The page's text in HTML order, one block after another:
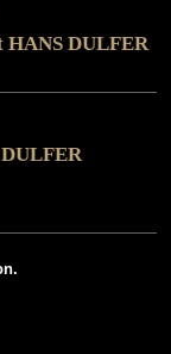
HANS DULFER